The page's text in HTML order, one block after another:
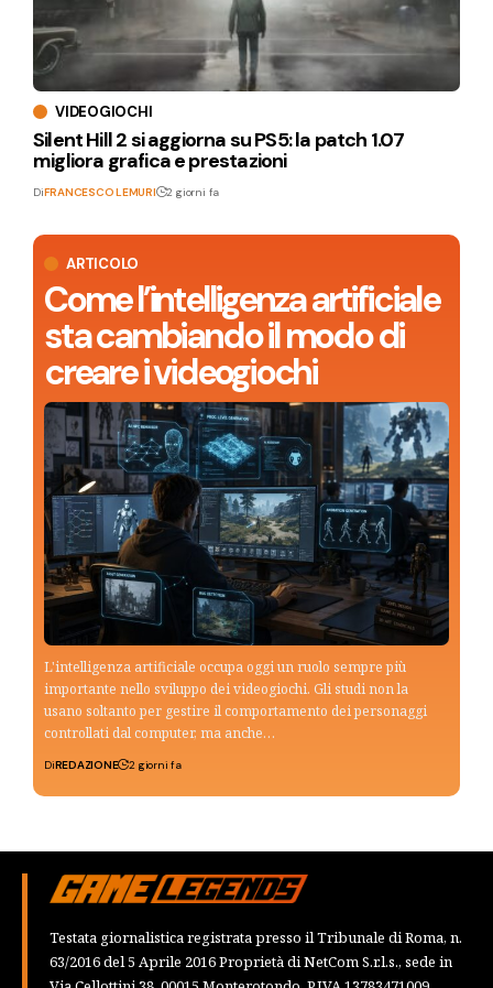
ARTICOLO
Come l’intelligenza artificiale
sta cambiando il modo di
creare i videogiochi
L'intelligenza artificiale occupa oggi un ruolo sempre più
importante nello sviluppo dei videogiochi. Gli studi non la
usano soltanto per gestire il comportamento dei personaggi
controllati dal computer, ma anche…
DiREDAZIONE 2 giorni fa
VIDEOGIOCHI
Silent Hill 2 si aggiorna su PS5: la patch 1.07
migliora grafica e prestazioni
DiFRANCESCO LEMURI 2 giorni fa
Testata giornalistica registrata presso il Tribunale di Roma, n.
63/2016 del 5 Aprile 2016 Proprietà di NetCom S.r.l.s., sede in